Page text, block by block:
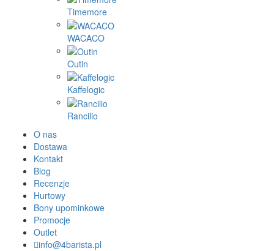
Timemore
WACACO
Outin
Kaffelogic
Rancilio
O nas
Dostawa
Kontakt
Blog
Recenzje
Hurtowy
Bony upominkowe
Promocje
Outlet
info@4barista.pl